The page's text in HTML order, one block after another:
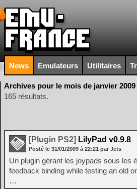
News Emulateurs Utilitaires
Archives pour le mois de janvier 2009
165 résultats.
[Plugin PS2] LilyPad v0.9.8
Posté le 31/01/2009 à 22:21 par Jets
Un plugin gérant les joypads sous les
feedback binding while testing an old
…